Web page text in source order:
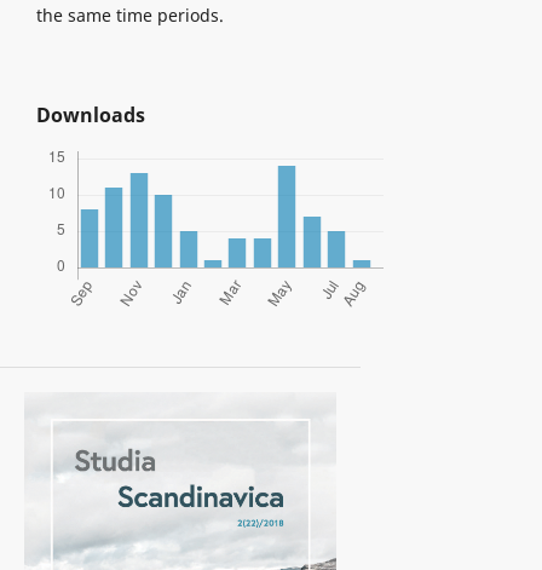
the same time periods.
Downloads